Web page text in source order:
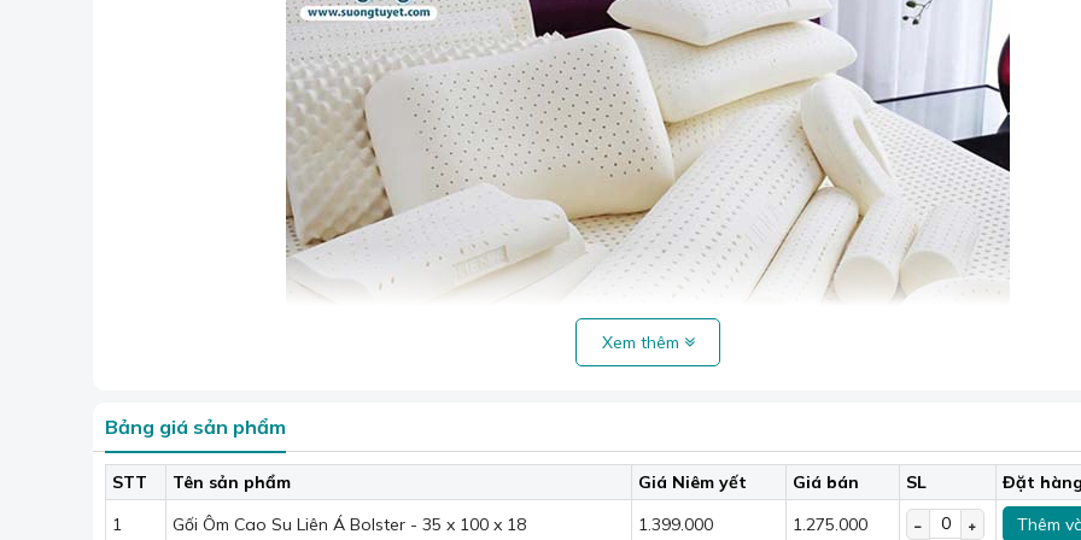
Ưu điểm của gối bolster:
Gối Ôm Cao Su Liên Á Bolster có độ cứng đồng đều do được đúc nguyên khuôn, mang lại cảm giác êm ái và
Xem thêm
Bảng giá sản phẩm
STT Tên sản phẩm Giá Niêm yết Giá bán SL
Đặt hàng
1
Gối Ôm Cao Su Liên Á Bolster - 35 x 100 x 18 1.399.000 1.275.000 Thêm